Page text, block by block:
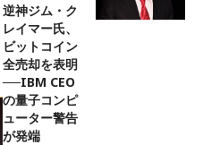
逆神ジム・ク
レイマー氏、
ビットコイン
全売却を表明
──IBM CEO
の量子コンピ
ューター警告
が発端